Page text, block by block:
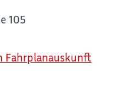
105
Fahrplanauskunft